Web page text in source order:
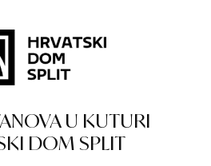
U KUTURI
DOM SPLIT